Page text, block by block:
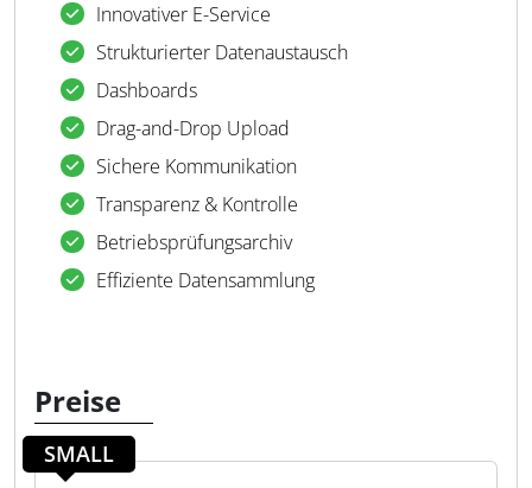
Innovativer E-Service
Strukturierter Datenaustausch
Dashboards
Drag-and-Drop Upload
Sichere Kommunikation
Transparenz & Kontrolle
Betriebsprüfungsarchiv
Effiziente Datensammlung
Preise
SMALL